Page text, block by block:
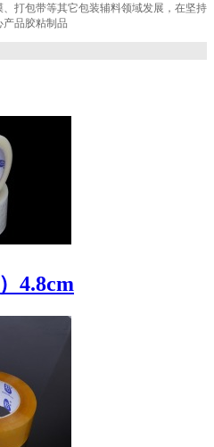
打包带等其它包装辅料领域发展，在坚持
产品胶粘制品
4.8cm